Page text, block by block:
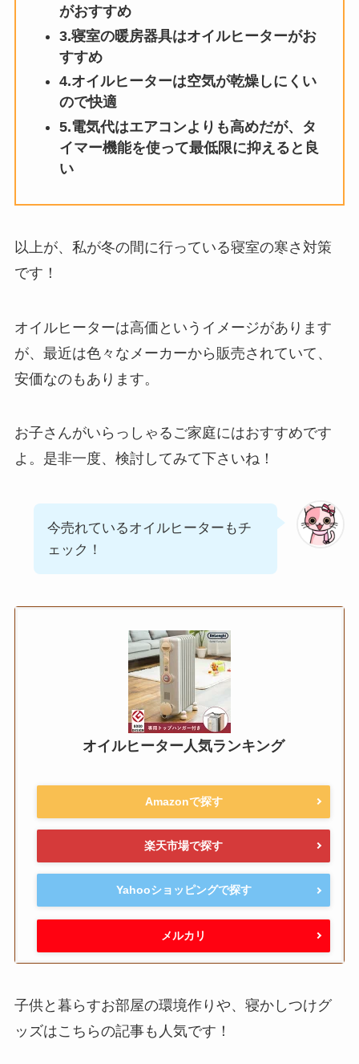
がおすすめ
3.寝室の暖房器具はオイルヒーターがお
すすめ
4.オイルヒーターは空気が乾燥しにくい
ので快適
5.電気代はエアコンよりも高めだが、タ
イマー機能を使って最低限に抑えると良
い
以上が、私が冬の間に行っている寝室の寒さ対策
です！
オイルヒーターは高価というイメージがあります
が、最近は色々なメーカーから販売されていて、
安価なのもあります。
お子さんがいらっしゃるご家庭にはおすすめです
よ。是非一度、検討してみて下さいね！
今売れているオイルヒーターもチ
ェック！
オイルヒーター人気ランキング
Amazonで探す
楽天市場で探す
Yahooショッピングで探す
メルカリ
子供と暮らすお部屋の環境作りや、寝かしつけグ
ッズはこちらの記事も人気です！